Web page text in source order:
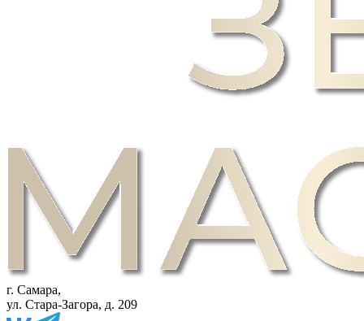
г. Самара,
ул. Стара-Загора, д. 209